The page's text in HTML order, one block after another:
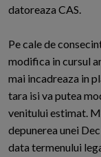
datoreaza CAS.
Pe cale de
modifica in cursul
mai incadreaza in
tara isi va putea
venitului estimat.
depunerea unei
data termenului